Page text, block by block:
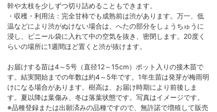
幹や太枝を少しずつ切り詰めることもできます。
・収穫・利用法：完全甘柿でも成熟前は渋があります。万一、低
温などにより渋がぬけない場合は、へたの部分をしょうちゅうに
浸し、ビニール袋に入れて中の空気を抜き、密閉します。20度く
らいの場所に1週間ほど置くと渋が抜けます。
お届けする苗は4～5号（直径12～15cm）ポット入りの接木苗で
す。結実開始までの年数は約4～5年です。1年生苗は発芽が梅雨明
けになる場合があります。樹高は、お届け時期により前後しま
す。夏以降は葉傷み、冬は落葉状態です。写真はイメージです。
※品種登録または出願済みの品種ですので、無許諾で増殖して販売